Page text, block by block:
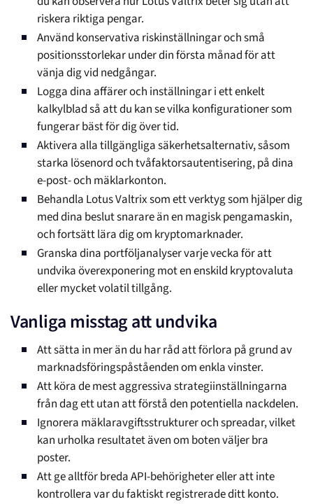
riskera riktiga pengar.
Använd konservativa riskinställningar och små
positionsstorlekar under din första månad för att
vänja dig vid nedgångar.
Logga dina affärer och inställningar i ett enkelt
kalkylblad så att du kan se vilka konfigurationer som
fungerar bäst för dig över tid.
Aktivera alla tillgängliga säkerhetsalternativ, såsom
starka lösenord och tvåfaktorsautentisering, på dina
e-post- och mäklarkonton.
Behandla Lotus Valtrix som ett verktyg som hjälper dig
med dina beslut snarare än en magisk pengamaskin,
och fortsätt lära dig om kryptomarknader.
Granska dina portföljanalyser varje vecka för att
undvika överexponering mot en enskild kryptovaluta
eller mycket volatil tillgång.
Vanliga misstag att undvika
Att sätta in mer än du har råd att förlora på grund av
marknadsföringspåståenden om enkla vinster.
Att köra de mest aggressiva strategiinställningarna
från dag ett utan att förstå den potentiella nackdelen.
Ignorera mäklaravgiftsstrukturer och spreadar, vilket
kan urholka resultatet även om boten väljer bra
poster.
Att ge alltför breda API-behörigheter eller att inte
kontrollera var du faktiskt registrerade ditt konto.